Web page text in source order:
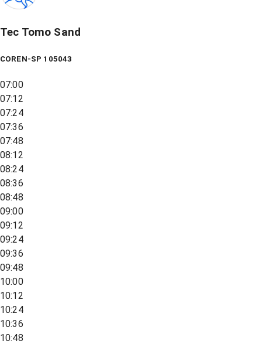
Tec Tomo Sand
COREN-SP 105043
07:00
07:12
07:24
07:36
07:48
08:12
08:24
08:36
08:48
09:00
09:12
09:24
09:36
09:48
10:00
10:12
10:24
10:36
10:48